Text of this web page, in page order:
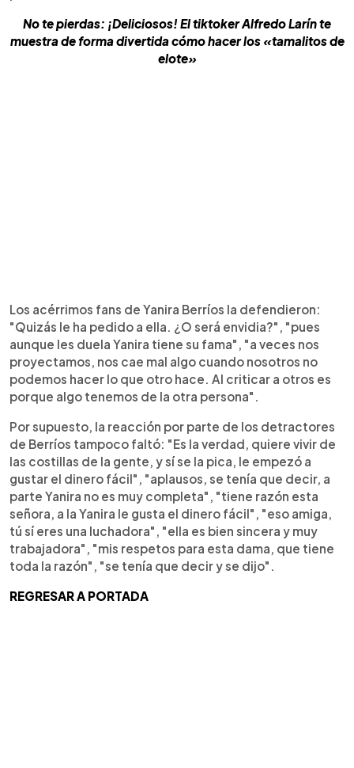
No te pierdas: ¡Deliciosos! El tiktoker Alfredo Larín te
muestra de forma divertida cómo hacer los «tamalitos de
elote»
Los acérrimos fans de Yanira Berríos la defendieron:
"Quizás le ha pedido a ella. ¿O será envidia?", "pues
aunque les duela Yanira tiene su fama", "a veces nos
proyectamos, nos cae mal algo cuando nosotros no
podemos hacer lo que otro hace. Al criticar a otros es
porque algo tenemos de la otra persona".
Por supuesto, la reacción por parte de los detractores
de Berríos tampoco faltó: "Es la verdad, quiere vivir de
las costillas de la gente, y sí se la pica, le empezó a
gustar el dinero fácil", "aplausos, se tenía que decir, a
parte Yanira no es muy completa", "tiene razón esta
señora, a la Yanira le gusta el dinero fácil", "eso amiga,
tú sí eres una luchadora", "ella es bien sincera y muy
trabajadora", "mis respetos para esta dama, que tiene
toda la razón", "se tenía que decir y se dijo".
REGRESAR A PORTADA